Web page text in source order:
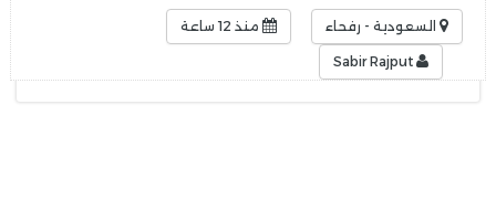
السعودية - رفحاء منذ 12 ساعة